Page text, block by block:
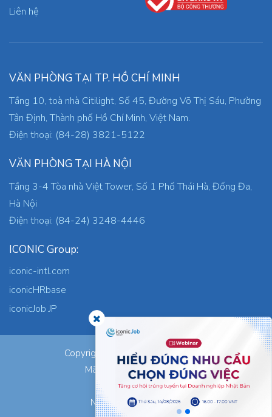
Liên hệ
VĂN PHÒNG TẠI TP. HỒ CHÍ MINH
Tầng 10, toà nhà Citilight, Số 45, Đường Võ Thị Sáu, Phường
Tân Định, Thành phố Hồ Chí Minh, Việt Nam.
Điện thoại: (84-28) 3821-5122
VĂN PHÒNG TẠI HÀ NỘI
Tầng 3-4 Tòa nhà Việt Tower, Số 1 Phố Thái Hà, Đống Đa,
Hà Nội
Điện thoại: (84-24) 3248-4446
ICONIC Group:
iconic-intl.com
iconicHRbase
iconicJob JP
Copyright © 2026 ICONIC Co., Ltd.
Mã số thuế: 0305745871
Nơi cấp: TP.HCM
Ngày cấp: 05/09/2023